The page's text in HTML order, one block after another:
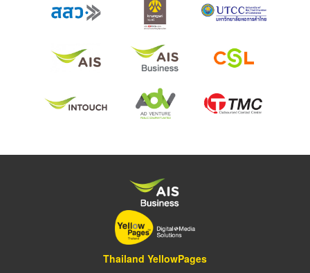
Thailand YellowPages